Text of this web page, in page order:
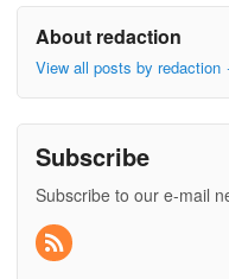
About redaction
View all posts by redaction
Subscribe
Subscribe to our e-mail